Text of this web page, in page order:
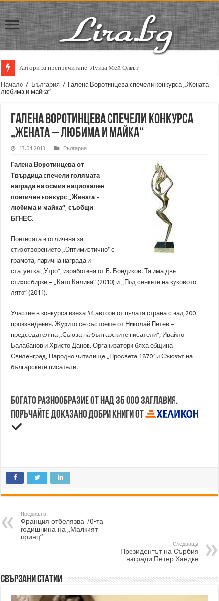
Автори за препрочитане: Луиза Мей Олкът
Начало / България / Галена Воротинцева спечели конкурса „Жената –
любима и майка“
Галена Воротинцева спечели конкурса
„Жената – любима и майка“
13.04.2013 България
Галена Воротинцева от
Твърдица спечели голямата
награда на осмия национален
поетичен конкурс „Жената –
любима и майка“, съобщи
БГНЕС.
Поетесата е отличена за
стихотворението „Оптимистично“ с
грамота, парична награда и
статуетка „Утро”, изработена от Б. Бондиков. Тя има две
стихосбирки – „Като Калина“ (2010) и „Под сенките на куковото
лято“ (2011).
Участие в конкурса взеха 84 автори от цялата страна с над 200
произведения. Журито се състоеше от Николай Петев –
председател на „Съюза на българските писатели“, Ивайло
Балабанов и Христо Данов. Организатори бяха община
Свиленград, Народно читалище „Просвета 1870” и Съюзът на
българските писатели.
Богато разнообразие от над 35 000 заглавия.
Поръчайте доказано добри книги от
Предишна
Франция отбелязва 70-та
годишнина на „Малкият
принц“
Следваща
Президентът на Сърбия
награди Петер Хандке
Свързани статии